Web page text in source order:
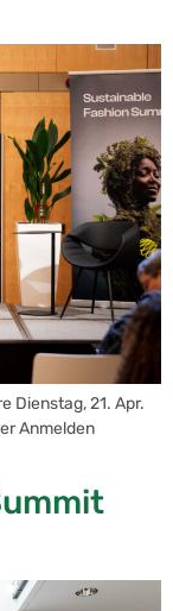
Dienstag, 21. Apr.
Anmelden